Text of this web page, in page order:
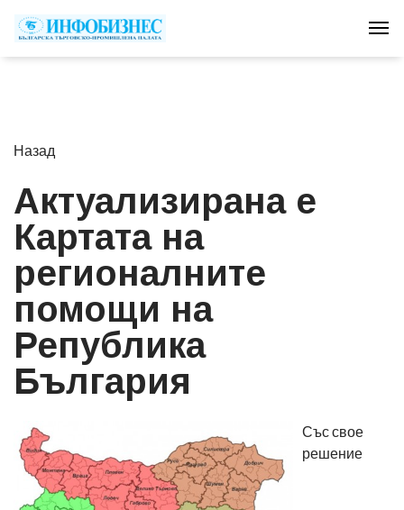
Назад
Актуализирана е
Картата на
регионалните
помощи на
Република
България
Със свое
решение